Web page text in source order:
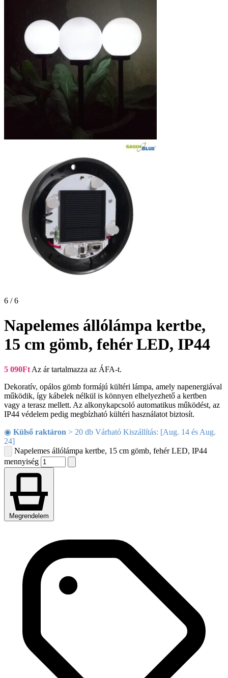
6 / 6
Napelemes állólámpa kertbe,
15 cm gömb, fehér LED, IP44
5 090Ft Az ár tartalmazza az ÁFA-t.
Dekoratív, opálos gömb formájú kültéri lámpa, amely napenergiával
működik, így kábelek nélkül is könnyen elhelyezhető a kertben
vagy a terasz mellett. Az alkonykapcsoló automatikus működést, az
IP44 védelem pedig megbízható kültéri használatot biztosít.
◉ Külső raktáron > 20 db Várható Kiszállítás: [Aug. 14 és Aug.
24]
Napelemes állólámpa kertbe, 15 cm gömb, fehér LED, IP44
mennyiség
Megrendelem